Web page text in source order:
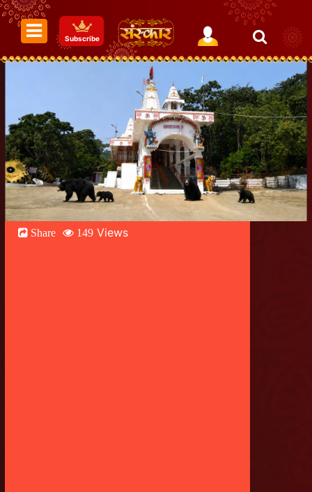
Subscribe
Share 149 Views